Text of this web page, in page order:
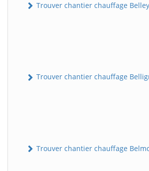
Trouver chantier chauffage
Trouver chantier chauffage
Trouver chantier chauffage